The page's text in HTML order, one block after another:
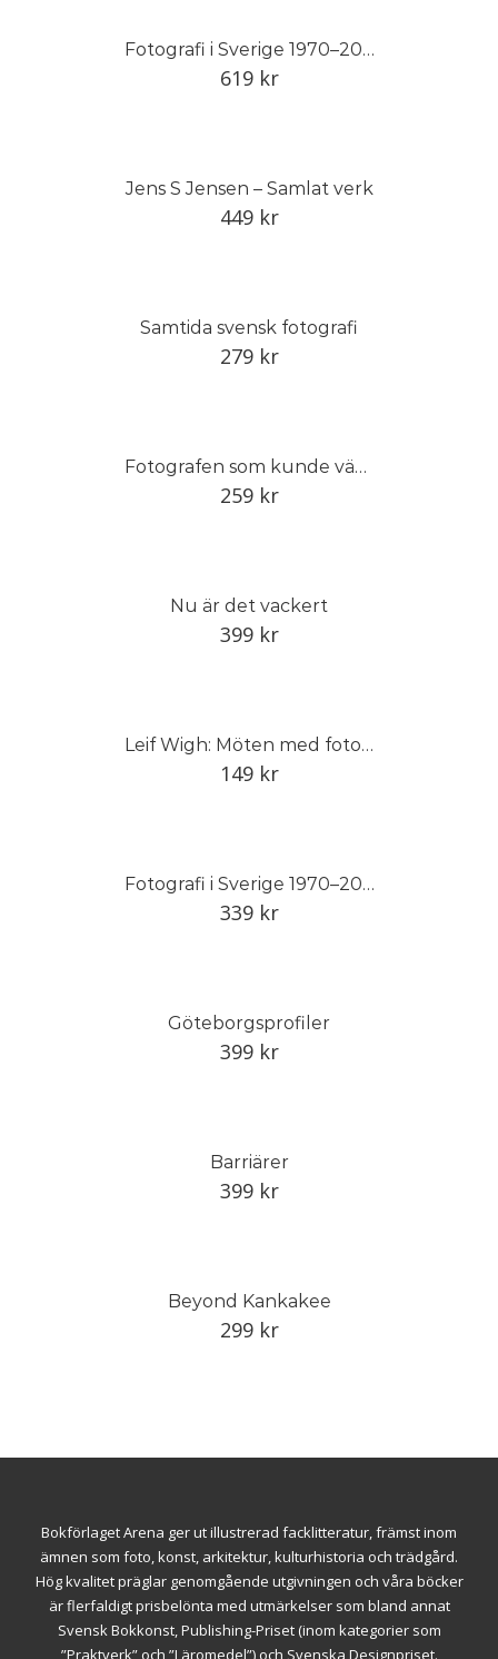
Fotografi i Sverige 1970–2014, del I
619 kr
Jens S Jensen – Samlat verk
449 kr
Samtida svensk fotografi
279 kr
Fotografen som kunde vänta
259 kr
Nu är det vackert
399 kr
Leif Wigh: Möten med fotografer
149 kr
Fotografi i Sverige 1970–2000
339 kr
Göteborgsprofiler
399 kr
Barriärer
399 kr
Beyond Kankakee
299 kr
Bokförlaget Arena ger ut illustrerad facklitteratur, främst inom
ämnen som foto, konst, arkitektur, kulturhistoria och trädgård.
Hög kvalitet präglar genomgående utgivningen och våra böcker
är flerfaldigt prisbelönta med utmärkelser som bland annat
Svensk Bokkonst, Publishing-Priset (inom kategorier som
”Praktverk” och ”Läromedel”) och Svenska Designpriset.